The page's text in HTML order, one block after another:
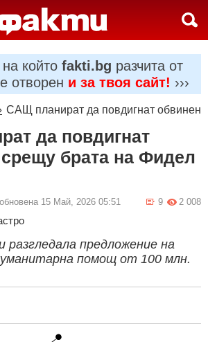
който fakti.bg разчита от
отворен и за твоя сайт! ›››
САЩ планират да повдигнат
да повдигнат
брата на Фидел
15 Май, 2026 05:51 2 008
9
разгледала предложение на
помощ от 100 млн.